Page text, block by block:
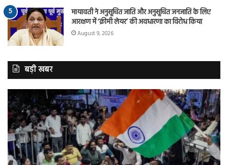
मायावती ने अनुसूचित जाति और अनुसूचित जनजाति के लिए
आरक्षण में ‘क्रीमी लेयर’ की अवधारणा का विरोध किया
August 9, 2026
बड़ी खबर